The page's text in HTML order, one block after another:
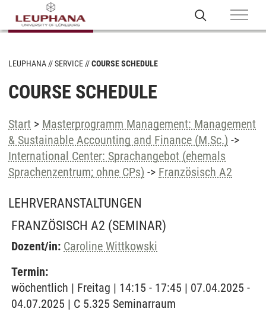
LEUPHANA SERVICE COURSE SCHEDULE
COURSE SCHEDULE
Start > Masterprogramm Management: Management
& Sustainable Accounting and Finance (M.Sc.) ->
International Center: Sprachangebot (ehemals
Sprachenzentrum; ohne CPs) -> Französisch A2
LEHRVERANSTALTUNGEN
FRANZÖSISCH A2 (SEMINAR)
Dozent/in: Caroline Wittkowski
Termin:
wöchentlich | Freitag | 14:15 - 17:45 | 07.04.2025 -
04.07.2025 | C 5.325 Seminarraum